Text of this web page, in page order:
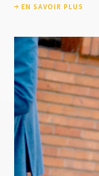
EN SAVOIR PLUS